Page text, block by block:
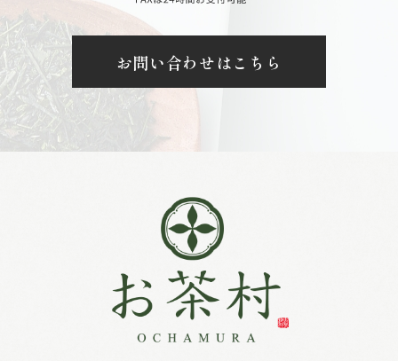
お問い合わせはこちら